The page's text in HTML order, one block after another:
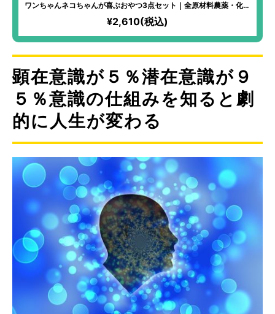
ワンちゃんネコちゃんが喜ぶおやつ3点セット｜全原材料農薬・化学
肥料不使用！ワンちゃんネコちゃんの食いつきがかなり良い、人気
の３点セット！
¥2,610(税込)
顕在意識が５％潜在意識が９
５％意識の仕組みを知ると劇
的に人生が変わる